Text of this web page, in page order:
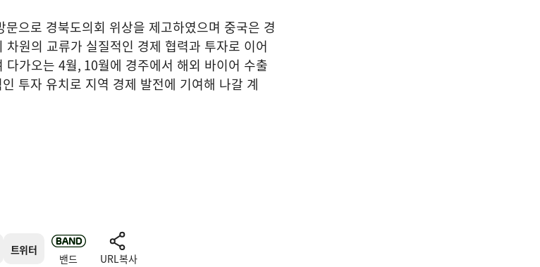
문으로 경북도의회 위상을 제고하였으며 중국은 경
원의 교류가 실질적인 경제 협력과 투자로 이어
다가오는 4월, 10월에 경주에서 해외 바이어 수출
투자 유치로 지역 경제 발전에 기여해 나갈 계
트위터
밴드 URL복사